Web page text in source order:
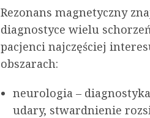
Rezonans magnetyczny
diagnostyce wielu
pacjenci najczęściej
obszarach:
neurologia –
udary, stwardnienie